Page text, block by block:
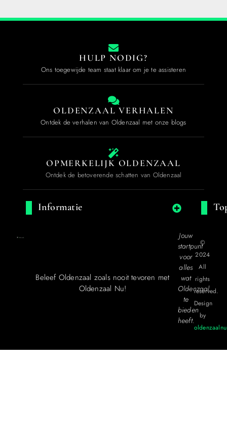
HULP NODIG?
Ons toegewijde team staat klaar om je te assisteren
OLDENZAAL VERHALEN
Ontdek de verhalen van Oldenzaal met onze blogs
OPMERKELIJK OLDENZAAL
Ontdek de betoverende schatten van Oldenzaal
Informatie
Beleef Oldenzaal zoals nooit tevoren met
Oldenzaal Nu!
Jouw
startpunt
voor
alles
wat
Oldenzaal
te
bieden
heeft.
©
2024
All
rights
reserved.
Design
by